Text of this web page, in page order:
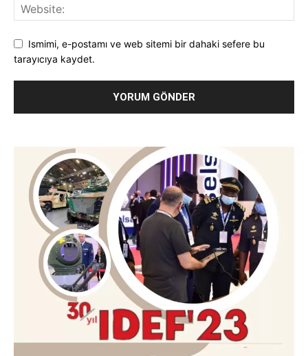
Ismimi, e-postamı ve web sitemi bir dahaki sefere bu
tarayıcıya kaydet.